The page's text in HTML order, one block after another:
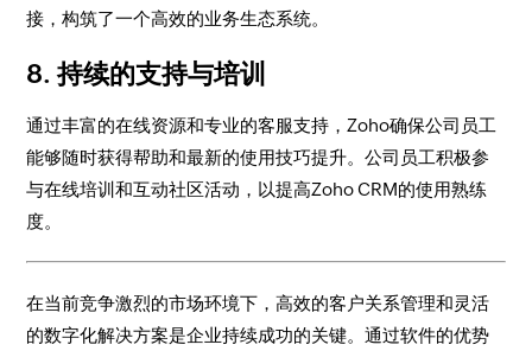
接，构筑了一个高效的业务生态系统。
8. 持续的支持与培训
通过丰富的在线资源和专业的客服支持，Zoho确保公司员工
能够随时获得帮助和最新的使用技巧提升。公司员工积极参
与在线培训和互动社区活动，以提高Zoho CRM的使用熟练
度。
在当前竞争激烈的市场环境下，高效的客户关系管理和灵活
的数字化解决方案是企业持续成功的关键。通过软件的优势